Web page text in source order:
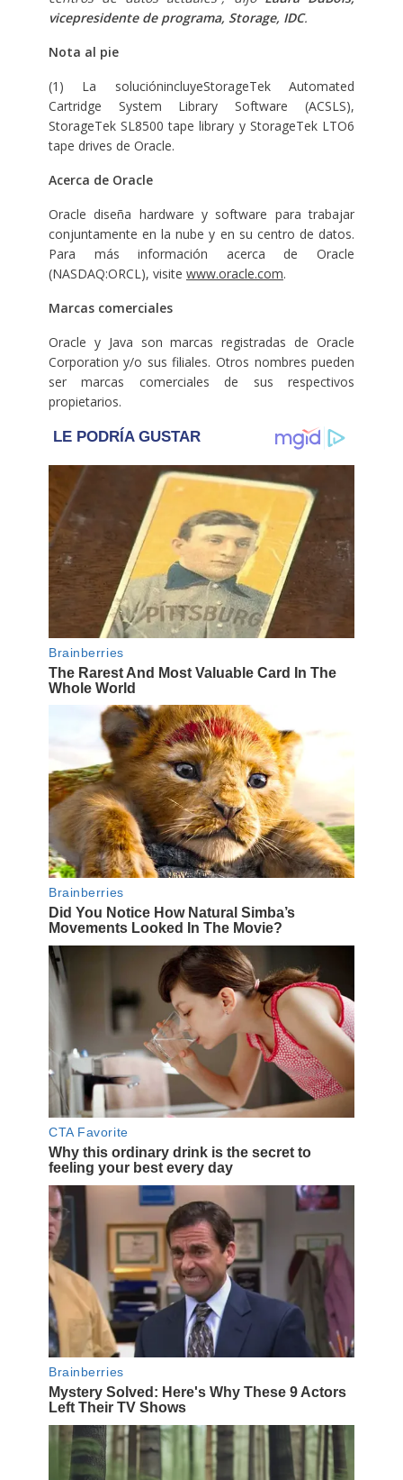
vicepresidente de programa, Storage, IDC.
Nota al pie
(1) La soluciónincluyeStorageTek Automated
Cartridge System Library Software (ACSLS),
StorageTek SL8500 tape library y StorageTek LTO6
tape drives de Oracle.
Acerca de Oracle
Oracle diseña hardware y software para trabajar
conjuntamente en la nube y en su centro de datos.
Para más información acerca de Oracle
(NASDAQ:ORCL), visite www.oracle.com.
Marcas comerciales
Oracle y Java son marcas registradas de Oracle
Corporation y/o sus filiales. Otros nombres pueden
ser marcas comerciales de sus respectivos
propietarios.